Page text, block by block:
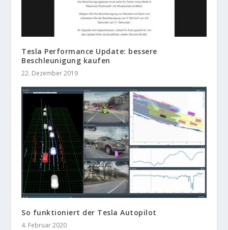
Tesla Performance Update: bessere
Beschleunigung kaufen
22. Dezember 2019
So funktioniert der Tesla Autopilot
4. Februar 2020